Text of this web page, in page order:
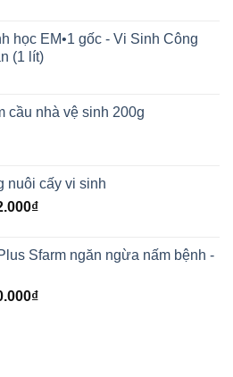
học EM•1 gốc - Vi Sinh Công
(1 lít)
cầu nhà vệ sinh 200g
nuôi cấy vi sinh
₫
Sfarm ngăn ngừa nấm bệnh -
₫